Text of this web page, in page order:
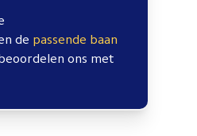
de passende baan
ons met